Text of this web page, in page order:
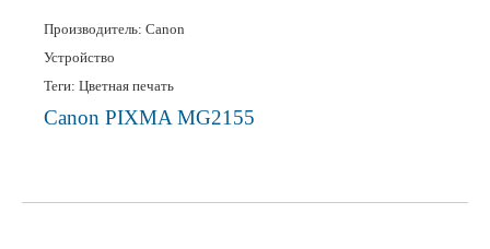
Производитель: Canon
Устройство
Теги: Цветная печать
Canon PIXMA MG2155